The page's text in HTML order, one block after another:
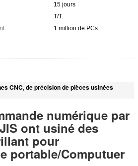
15 jours
T/T.
1 million de PCs
CNC, de précision de pièces usinées
numérique par
ont usiné des
pour
portable/Computuer